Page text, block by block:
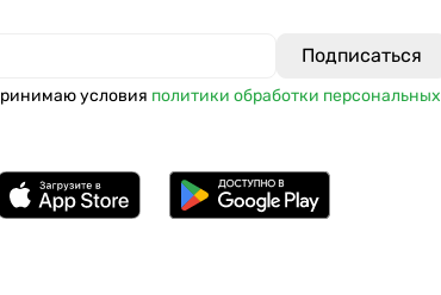
условия политики обработки персональных